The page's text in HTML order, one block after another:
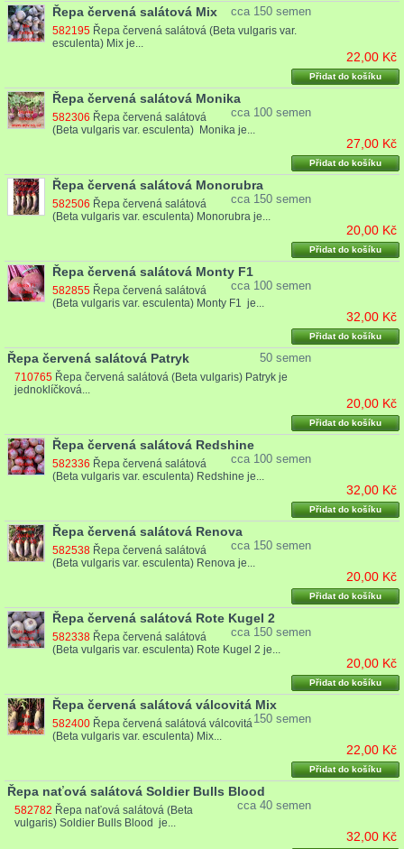
Řepa červená salátová Mix cca 150 semen
582195 Řepa červená salátová (Beta vulgaris var.
esculenta) Mix je...
22,00 Kč
Přidat do košíku
Řepa červená salátová Monika
cca 100 semen
582306 Řepa červená salátová
(Beta vulgaris var. esculenta) Monika je...
27,00 Kč
Přidat do košíku
Řepa červená salátová Monorubra
cca 150 semen
582506 Řepa červená salátová
(Beta vulgaris var. esculenta) Monorubra je...
20,00 Kč
Přidat do košíku
Řepa červená salátová Monty F1
cca 100 semen
582855 Řepa červená salátová
(Beta vulgaris var. esculenta) Monty F1 je...
32,00 Kč
Přidat do košíku
Řepa červená salátová Patryk 50 semen
710765 Řepa červená salátová (Beta vulgaris) Patryk je
jednoklíčková...
20,00 Kč
Přidat do košíku
Řepa červená salátová Redshine
cca 100 semen
582336 Řepa červená salátová
(Beta vulgaris var. esculenta) Redshine je...
32,00 Kč
Přidat do košíku
Řepa červená salátová Renova
cca 150 semen
582538 Řepa červená salátová
(Beta vulgaris var. esculenta) Renova je...
20,00 Kč
Přidat do košíku
Řepa červená salátová Rote Kugel 2
cca 150 semen
582338 Řepa červená salátová
(Beta vulgaris var. esculenta) Rote Kugel 2 je...
20,00 Kč
Přidat do košíku
Řepa červená salátová válcovitá Mix
150 semen
582400 Řepa červená salátová válcovitá
(Beta vulgaris var. esculenta) Mix...
22,00 Kč
Přidat do košíku
Řepa naťová salátová Soldier Bulls Blood
cca 40 semen
582782 Řepa naťová salátová (Beta
vulgaris) Soldier Bulls Blood je...
32,00 Kč